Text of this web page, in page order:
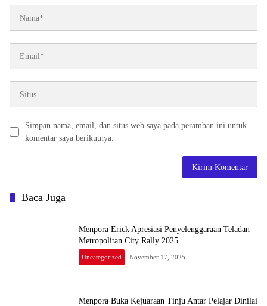
Simpan nama, email, dan situs web saya pada peramban ini untuk
komentar saya berikutnya.
Baca Juga
Menpora Erick Apresiasi Penyelenggaraan Teladan
Metropolitan City Rally 2025
Uncategorized November 17, 2025
Menpora Buka Kejuaraan Tinju Antar Pelajar Dinilai